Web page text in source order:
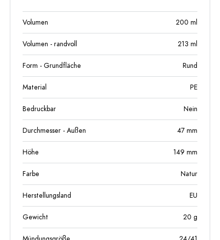
Volumen 200 ml
Volumen - randvoll 213 ml
Form - Grundfläche Rund
Material PE
Bedruckbar Nein
Durchmesser - Außen 47 mm
Höhe 149 mm
Farbe Natur
Herstellungsland EU
Gewicht 20 g